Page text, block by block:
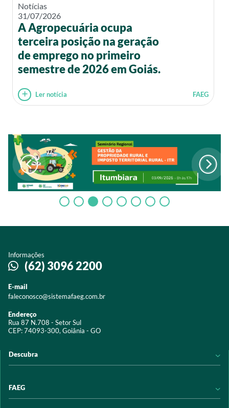
Notícias
31/07/2026
A Agropecuária ocupa
terceira posição na geração
de emprego no primeiro
semestre de 2026 em Goiás.
Ler notícia FAEG
Informações
(62) 3096 2200
E-mail
faleconosco@sistemafaeg.com.br
Endereço
Rua 87 N.708 - Setor Sul
CEP: 74093-300, Goiânia - GO
Descubra
Acervo digital
FAEG